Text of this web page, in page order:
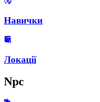
Навички
Локації
Npc